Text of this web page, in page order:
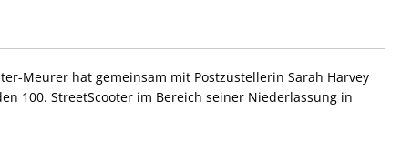
Meurer hat gemeinsam mit Postzustellerin Sarah Harvey
100. StreetScooter im Bereich seiner Niederlassung in